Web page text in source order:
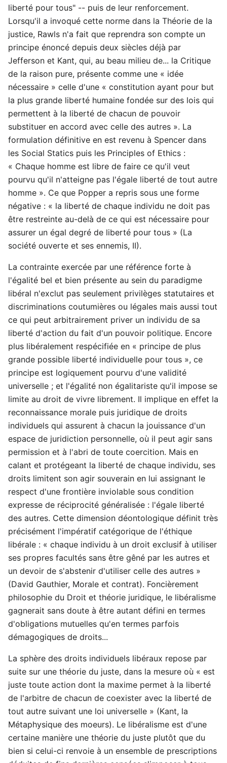
liberté pour tous" -- puis de leur renforcement.
Lorsqu'il a invoqué cette norme dans la Théorie de la
justice, Rawls n'a fait que reprendra son compte un
principe énoncé depuis deux siècles déjà par
Jefferson et Kant, qui, au beau milieu de... la Critique
de la raison pure, présente comme une « idée
nécessaire » celle d'une « constitution ayant pour but
la plus grande liberté humaine fondée sur des lois qui
permettent à la liberté de chacun de pouvoir
substituer en accord avec celle des autres ». La
formulation définitive en est revenu à Spencer dans
les Social Statics puis les Principles of Ethics :
« Chaque homme est libre de faire ce qu'il veut
pourvu qu'il n'atteigne pas l'égale liberté de tout autre
homme ». Ce que Popper a repris sous une forme
négative : « la liberté de chaque individu ne doit pas
être restreinte au-delà de ce qui est nécessaire pour
assurer un égal degré de liberté pour tous » (La
société ouverte et ses ennemis, II).
La contrainte exercée par une référence forte à
l'égalité bel et bien présente au sein du paradigme
libéral n'exclut pas seulement privilèges statutaires et
discriminations coutumières ou légales mais aussi tout
ce qui peut arbitrairement priver un individu de sa
liberté d'action du fait d'un pouvoir politique. Encore
plus libéralement respécifiée en « principe de plus
grande possible liberté individuelle pour tous », ce
principe est logiquement pourvu d'une validité
universelle ; et l'égalité non égalitariste qu'il impose se
limite au droit de vivre librement. Il implique en effet la
reconnaissance morale puis juridique de droits
individuels qui assurent à chacun la jouissance d'un
espace de juridiction personnelle, où il peut agir sans
permission et à l'abri de toute coercition. Mais en
calant et protégeant la liberté de chaque individu, ses
droits limitent son agir souverain en lui assignant le
respect d'une frontière inviolable sous condition
expresse de réciprocité généralisée : l'égale liberté
des autres. Cette dimension déontologique définit très
précisément l'impératif catégorique de l'éthique
libérale : « chaque individu à un droit exclusif à utiliser
ses propres facultés sans être gêné par les autres et
un devoir de s'abstenir d'utiliser celle des autres »
(David Gauthier, Morale et contrat). Foncièrement
philosophie du Droit et théorie juridique, le libéralisme
gagnerait sans doute à être autant défini en termes
d'obligations mutuelles qu'en termes parfois
démagogiques de droits...
La sphère des droits individuels libéraux repose par
suite sur une théorie du juste, dans la mesure où « est
juste toute action dont la maxime permet à la liberté
de l'arbitre de chacun de coexister avec la liberté de
tout autre suivant une loi universelle » (Kant, la
Métaphysique des moeurs). Le libéralisme est d'une
certaine manière une théorie du juste plutôt que du
bien si celui-ci renvoie à un ensemble de prescriptions